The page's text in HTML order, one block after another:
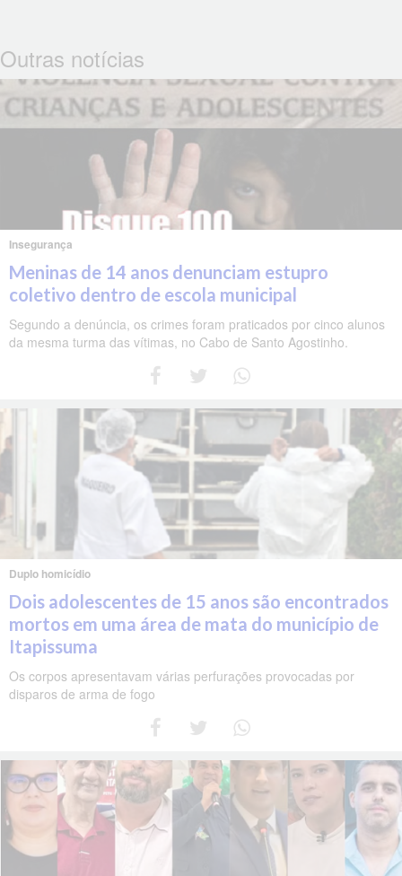
Outras notícias
Insegurança
Meninas de 14 anos denunciam estupro
coletivo dentro de escola municipal
Segundo a denúncia, os crimes foram praticados por cinco alunos
da mesma turma das vítimas, no Cabo de Santo Agostinho.
Duplo homicídio
Dois adolescentes de 15 anos são encontrados
mortos em uma área de mata do município de
Itapissuma
Os corpos apresentavam várias perfurações provocadas por
disparos de arma de fogo